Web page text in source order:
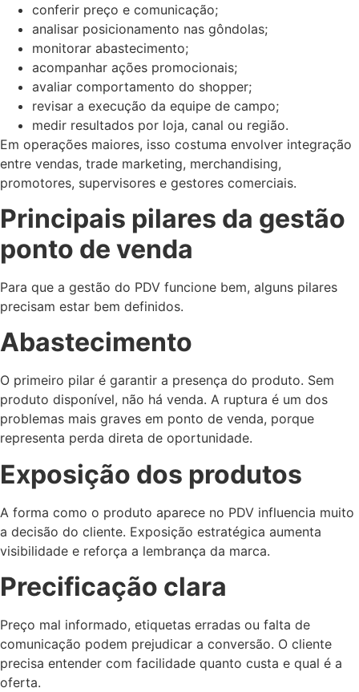
conferir preço e comunicação;
analisar posicionamento nas gôndolas;
monitorar abastecimento;
acompanhar ações promocionais;
avaliar comportamento do shopper;
revisar a execução da equipe de campo;
medir resultados por loja, canal ou região.
Em operações maiores, isso costuma envolver integração
entre vendas, trade marketing, merchandising,
promotores, supervisores e gestores comerciais.
Principais pilares da gestão
ponto de venda
Para que a gestão do PDV funcione bem, alguns pilares
precisam estar bem definidos.
Abastecimento
O primeiro pilar é garantir a presença do produto. Sem
produto disponível, não há venda. A ruptura é um dos
problemas mais graves em ponto de venda, porque
representa perda direta de oportunidade.
Exposição dos produtos
A forma como o produto aparece no PDV influencia muito
a decisão do cliente. Exposição estratégica aumenta
visibilidade e reforça a lembrança da marca.
Precificação clara
Preço mal informado, etiquetas erradas ou falta de
comunicação podem prejudicar a conversão. O cliente
precisa entender com facilidade quanto custa e qual é a
oferta.